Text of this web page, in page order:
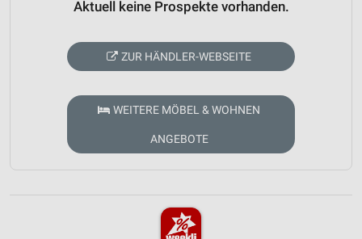
Aktuell keine Prospekte vorhanden.
ZUR HÄNDLER-WEBSEITE
WEITERE MÖBEL & WOHNEN
ANGEBOTE